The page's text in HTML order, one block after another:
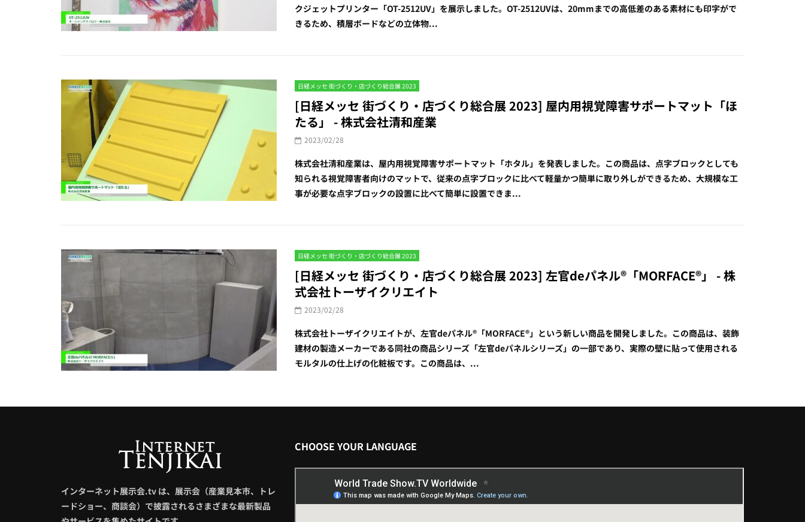
クジェットプリンター「OT-2512UV」を展示しました。OT-2512UVは、20mmまでの高低差のある素材にも印字がで
きるため、積層ボードなどの立体物...
日経メッセ 街づくり・店づくり総合展 2023
[日経メッセ 街づくり・店づくり総合展 2023] 屋内用視覚障害サポートマット「ほ
たる」 - 株式会社清和産業
2023/02/28
株式会社清和産業は、屋内用視覚障害サポートマット「ホタル」を発表しました。この商品は、点字ブロックとしても
知られる視覚障害者向けのマットで、従来の点字ブロックに比べて軽量かつ簡単に取り外しができるため、大規模な工
事が必要な点字ブロックの設置に比べて簡単に設置できま...
日経メッセ 街づくり・店づくり総合展 2023
[日経メッセ 街づくり・店づくり総合展 2023] 左官deパネル®「MORFACE®」 - 株
式会社トーザイクリエイト
2023/02/28
株式会社トーザイクリエイトが、左官deパネル®「MORFACE®」という新しい商品を開発しました。この商品は、装飾
建材の製造メーカーである同社の商品シリーズ「左官deパネルシリーズ」の一部であり、実際の壁に貼って使用される
モルタルの仕上げの化粧板です。この商品は、...
インターネット展示会.tv は、展示会（産業見本市、トレ
ードショー、商談会）で披露されるさまざまな最新製品
CHOOSE YOUR LANGUAGE